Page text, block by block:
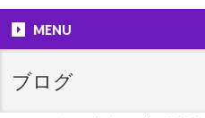
MENU
ブログ